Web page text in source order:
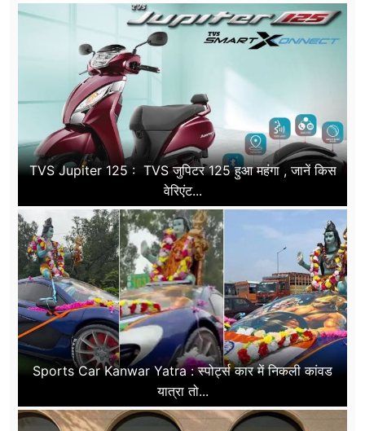
TVS Jupiter 125 : TVS जुपिटर 125 हुआ महंगा , जानें किस
वेरिएंट...
Sports Car Kanwar Yatra : स्पोर्ट्स कार में निकली कांवड
यात्रा तो...